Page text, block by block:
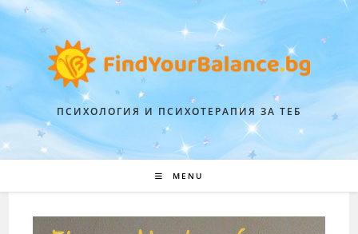
ПСИХОЛОГИЯ И ПСИХОТЕРАПИЯ ЗА ТЕБ
MENU